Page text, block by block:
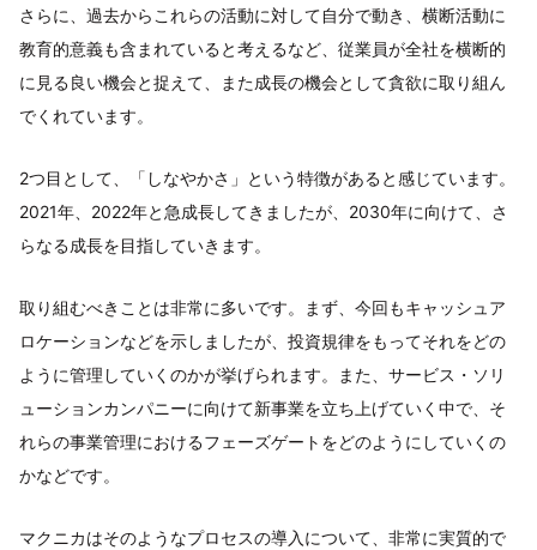
さらに、過去からこれらの活動に対して自分で動き、横断活動に
教育的意義も含まれていると考えるなど、従業員が全社を横断的
に見る良い機会と捉えて、また成長の機会として貪欲に取り組ん
でくれています。
2つ目として、「しなやかさ」という特徴があると感じています。
2021年、2022年と急成長してきましたが、2030年に向けて、さ
らなる成長を目指していきます。
取り組むべきことは非常に多いです。まず、今回もキャッシュア
ロケーションなどを示しましたが、投資規律をもってそれをどの
ように管理していくのかが挙げられます。また、サービス・ソリ
ューションカンパニーに向けて新事業を立ち上げていく中で、そ
れらの事業管理におけるフェーズゲートをどのようにしていくの
かなどです。
マクニカはそのようなプロセスの導入について、非常に実質的で